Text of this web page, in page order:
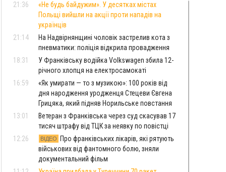
21:36
«Не будь байдужим». У десятках містах
Польщі вийшли на акції проти нападів на
українців
21:14
На Надвірнянщині чоловік застрелив кота з
пневматики: поліція відкрила провадження
18:31
У Франківську водійка Volkswagen збила 12-
річного хлопця на електросамокаті
16:59
«Як умирати — то з музикою»: 100 років від
дня народження уродженця Стецеви Євгена
Грицяка, який підняв Норильське повстання
13:01
Ветеран з Франківська через суд скасував 17
тисяч штрафу від ТЦК за неявку по повістці
12:26
ВІДЕО
Про франківських лікарів, які рятують
військових від фантомного болю, зняли
документальний фільм